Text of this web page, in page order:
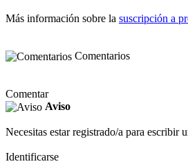
Más información sobre la suscripción a
Comentarios
Comentar
Aviso
Necesitas estar registrado/a para escribir
Identificarse